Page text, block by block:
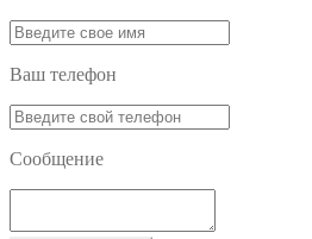
Ваш телефон
Сообщение